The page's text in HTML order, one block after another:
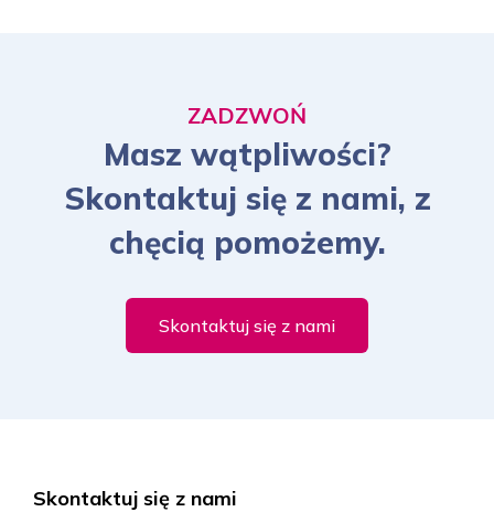
ZADZWOŃ
Masz wątpliwości?
Skontaktuj się z nami, z
chęcią pomożemy.
Skontaktuj się z nami
Skontaktuj się z nami